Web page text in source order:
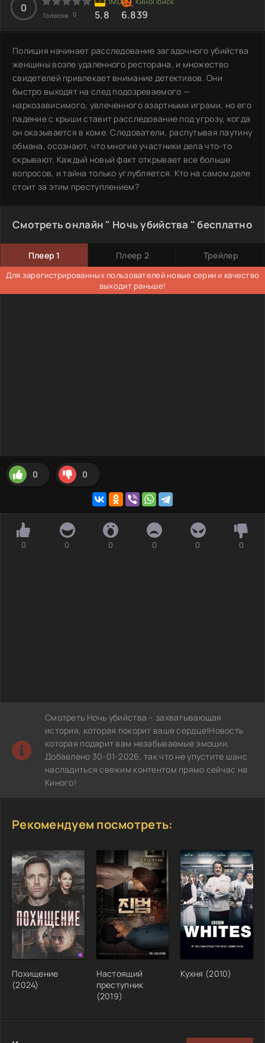
0
Голосов: 0 5.8 6.839
Полиция начинает расследование загадочного убийства
женщины возле удаленного ресторана, и множество
свидетелей привлекает внимание детективов. Они
быстро выходят на след подозреваемого —
наркозависимого, увлеченного азартными играми, но его
падение с крыши ставит расследование под угрозу, когда
он оказывается в коме. Следователи, распутывая паутину
обмана, осознают, что многие участники дела что-то
скрывают. Каждый новый факт открывает все больше
вопросов, и тайна только углубляется. Кто на самом деле
стоит за этим преступлением?
Смотреть онлайн " Ночь убийства " бесплатно
Плеер 1 Плеер 2 Трейлер
Для зарегистрированных пользователей новые серии и качество
выходит раньше!
0 0
0 0 0 0 0 0
Смотреть Ночь убийства – захватывающая
история, которая покорит ваше сердце!Новость
которая подарит вам незабываемые эмоции.
Добавлено 30-01-2026, так что не упустите шанс
насладиться свежим контентом прямо сейчас на
Киного!
Рекомендуем посмотреть:
Похищение
(2024)
Настоящий
преступник
(2019)
Кухня (2010)